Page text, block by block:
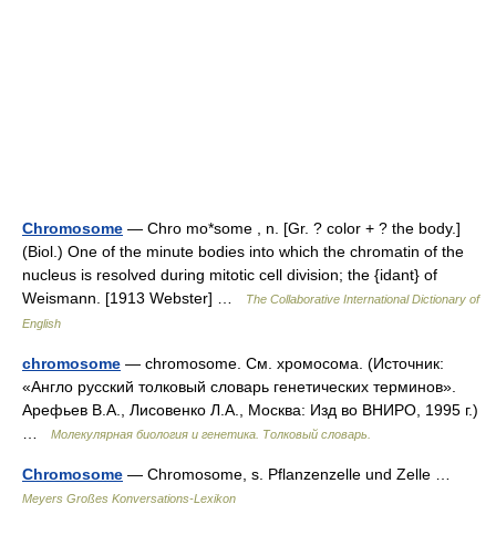
Chromosome — Chro mo*some , n. [Gr. ? color + ? the body.]
(Biol.) One of the minute bodies into which the chromatin of the
nucleus is resolved during mitotic cell division; the {idant} of
Weismann. [1913 Webster] …
The Collaborative International Dictionary of
English
chromosome — chromosome. См. хромосома. (Источник:
«Англо русский толковый словарь генетических терминов».
Арефьев В.А., Лисовенко Л.А., Москва: Изд во ВНИРО, 1995 г.)
Молекулярная биология и генетика. Толковый словарь.
Chromosome — Chromosome, s. Pflanzenzelle und Zelle …
Meyers Großes Konversations-Lexikon